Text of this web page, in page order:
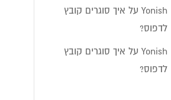
Yonish על איך סוגרים קובץ
לדפוס?
Yonish על איך סוגרים קובץ
לדפוס?